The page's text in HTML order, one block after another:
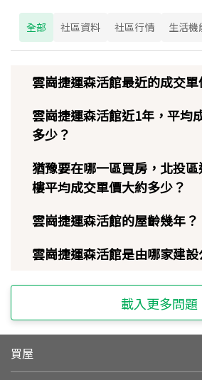
全部 社區資料 社區行情 生活機
雲崗捷運森活館最近的成交單
雲崗捷運森活館近1年，平均
多少？
猶豫要在哪一區買房，北投
樓平均成交單價大約多少？
雲崗捷運森活館的屋齡幾年？
雲崗捷運森活館是由哪家建設
載入更多問題
買屋